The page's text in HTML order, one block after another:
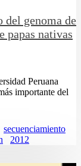
del genoma de
papas nativas
Peruana
importante del
secuenciamiento
2012